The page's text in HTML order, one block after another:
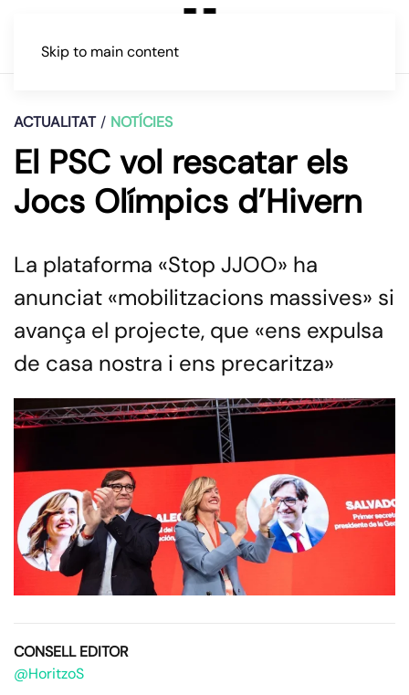
Skip to main content
ACTUALITAT NOTÍCIES
El PSC vol rescatar els
Jocs Olímpics d’Hivern
La plataforma «Stop JJOO» ha
anunciat «mobilitzacions massives» si
avança el projecte, que «ens expulsa
de casa nostra i ens precaritza»
CONSELL EDITOR
@HoritzoS